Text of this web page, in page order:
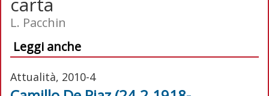
L. Pacchin
Leggi anche
Attualità, 2010-4